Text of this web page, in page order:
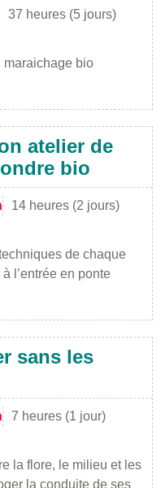
37 heures (5 jours)
maraichage bio
atelier de
bio
14 heures (2 jours)
de chaque
l’entrée en ponte
sans les
7 heures (1 jour)
la flore, le milieu et les
la conduite de ses